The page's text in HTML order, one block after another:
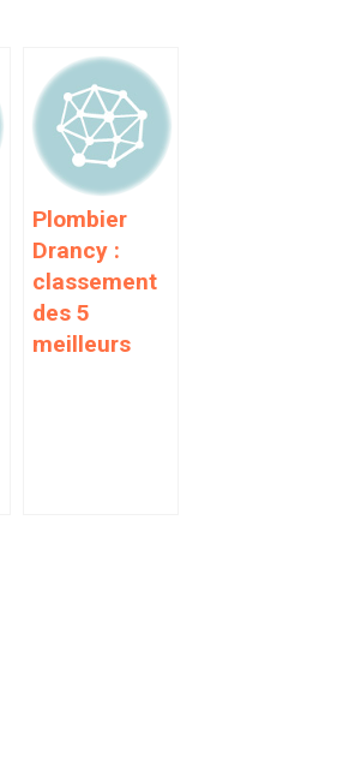
Plombier
Drancy :
classement
des 5
meilleurs